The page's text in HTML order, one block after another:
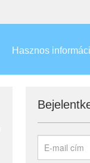
Hasznos